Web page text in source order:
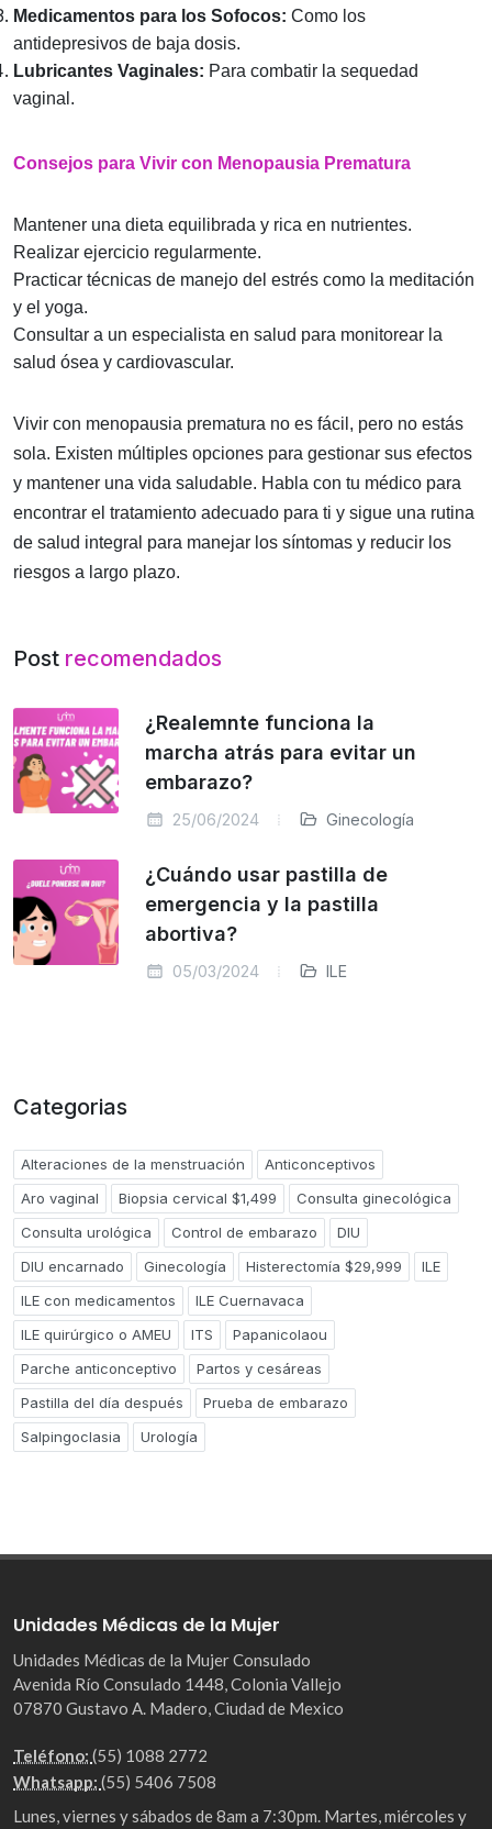
Medicamentos para los Sofocos: Como los
antidepresivos de baja dosis.
Lubricantes Vaginales: Para combatir la sequedad
vaginal.
Consejos para Vivir con Menopausia Prematura
Mantener una dieta equilibrada y rica en nutrientes.
Realizar ejercicio regularmente.
Practicar técnicas de manejo del estrés como la meditación
y el yoga.
Consultar a un especialista en salud para monitorear la
salud ósea y cardiovascular.
Vivir con menopausia prematura no es fácil, pero no estás
sola. Existen múltiples opciones para gestionar sus efectos
y mantener una vida saludable. Habla con tu médico para
encontrar el tratamiento adecuado para ti y sigue una rutina
de salud integral para manejar los síntomas y reducir los
riesgos a largo plazo.
Post recomendados
¿Realemnte funciona la
marcha atrás para evitar un
embarazo?
25/06/2024 Ginecología
¿Cuándo usar pastilla de
emergencia y la pastilla
abortiva?
05/03/2024 ILE
Categorias
Alteraciones de la menstruación
Anticonceptivos
Aro vaginal
Biopsia cervical $1,499
Consulta ginecológica
Consulta urológica
Control de embarazo
DIU
DIU encarnado
Ginecología Histerectomía $29,999
ILE
ILE con medicamentos
ILE Cuernavaca
ILE quirúrgico o AMEU
ITS
Papanicolaou
Parche anticonceptivo
Partos y cesáreas
Pastilla del día después
Prueba de embarazo
Salpingoclasia
Urología
Unidades Médicas de la Mujer
Unidades Médicas de la Mujer Consulado
Avenida Río Consulado 1448, Colonia Vallejo
07870 Gustavo A. Madero, Ciudad de Mexico
Teléfono: (55) 1088 2772
Whatsapp: (55) 5406 7508
Lunes, viernes y sábados de 8am a 7:30pm. Martes, miércoles y